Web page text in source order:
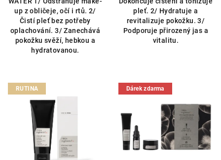
5
hvězdiček.
up z obličeje, očí i rtů. 2/
Čistí pleť bez potřeby
oplachování. 3/ Zanechává
pokožku svěží, hebkou a
hydratovanou.
5
hvězdiček.
pleť. 2/ Hydratuje a
revitalizuje pokožku. 3/
Podporuje přirozený jas a
vitalitu.
RUTINA Dárek zdarma